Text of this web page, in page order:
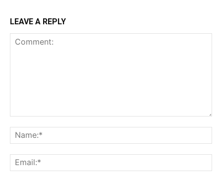
LEAVE A REPLY